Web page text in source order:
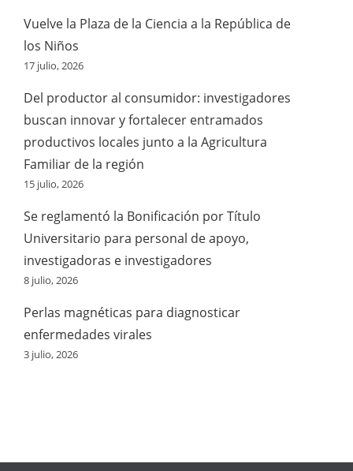
Vuelve la Plaza de la Ciencia a la República de
los Niños
17 julio, 2026
Del productor al consumidor: investigadores
buscan innovar y fortalecer entramados
productivos locales junto a la Agricultura
Familiar de la región
15 julio, 2026
Se reglamentó la Bonificación por Título
Universitario para personal de apoyo,
investigadoras e investigadores
8 julio, 2026
Perlas magnéticas para diagnosticar
enfermedades virales
3 julio, 2026